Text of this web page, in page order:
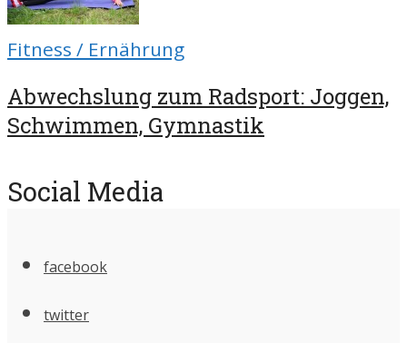
Fitness / Ernährung
Abwechslung zum Radsport: Joggen,
Schwimmen, Gymnastik
Social Media
facebook
twitter